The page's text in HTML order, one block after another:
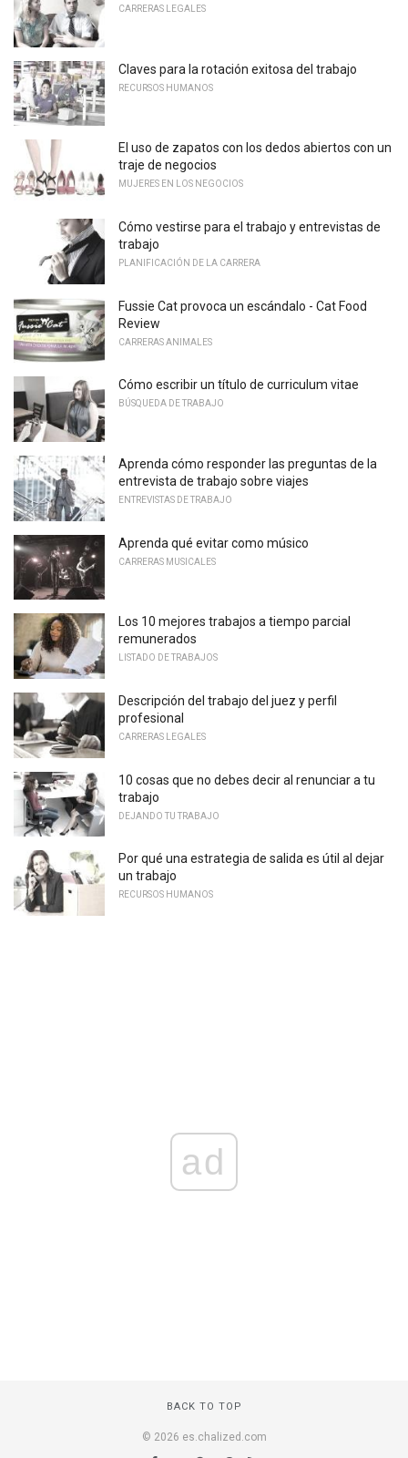
CARRERAS LEGALES
Claves para la rotación exitosa del trabajo
RECURSOS HUMANOS
El uso de zapatos con los dedos abiertos con un
traje de negocios
MUJERES EN LOS NEGOCIOS
Cómo vestirse para el trabajo y entrevistas de
trabajo
PLANIFICACIÓN DE LA CARRERA
Fussie Cat provoca un escándalo - Cat Food
Review
CARRERAS ANIMALES
Cómo escribir un título de curriculum vitae
BÚSQUEDA DE TRABAJO
Aprenda cómo responder las preguntas de la
entrevista de trabajo sobre viajes
ENTREVISTAS DE TRABAJO
Aprenda qué evitar como músico
CARRERAS MUSICALES
Los 10 mejores trabajos a tiempo parcial
remunerados
LISTADO DE TRABAJOS
Descripción del trabajo del juez y perfil
profesional
CARRERAS LEGALES
10 cosas que no debes decir al renunciar a tu
trabajo
DEJANDO TU TRABAJO
Por qué una estrategia de salida es útil al dejar
un trabajo
RECURSOS HUMANOS
ad
BACK TO TOP
© 2026 es.chalized.com